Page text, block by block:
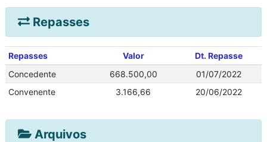
Repasses
Repasses Valor
Dt. Repasse
Concedente
668.500,00
01/07/2022
Convenente
3.166,66 20/06/2022
Arquivos